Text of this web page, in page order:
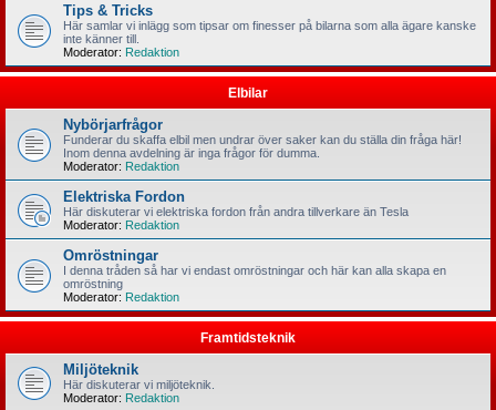
Tips & Tricks
Här samlar vi inlägg som tipsar om finesser på bilarna som alla ägare kanske
inte känner till.
Moderator: Redaktion
Elbilar
Nybörjarfrågor
Funderar du skaffa elbil men undrar över saker kan du ställa din fråga här!
Inom denna avdelning är inga frågor för dumma.
Moderator: Redaktion
Elektriska Fordon
Här diskuterar vi elektriska fordon från andra tillverkare än Tesla
Moderator: Redaktion
Omröstningar
I denna tråden så har vi endast omröstningar och här kan alla skapa en
omröstning
Moderator: Redaktion
Framtidsteknik
Miljöteknik
Här diskuterar vi miljöteknik.
Moderator: Redaktion